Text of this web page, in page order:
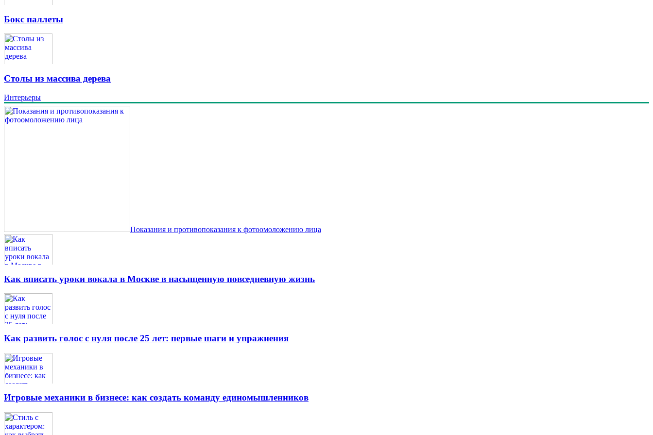
Бокс паллеты
Столы из массива дерева
Интерьеры
Показания и противопоказания к фотоомоложению лица
Как вписать уроки вокала в Москве в насыщенную повседневную жизнь
Как развить голос с нуля после 25 лет: первые шаги и упражнения
Игровые механики в бизнесе: как создать команду единомышленников